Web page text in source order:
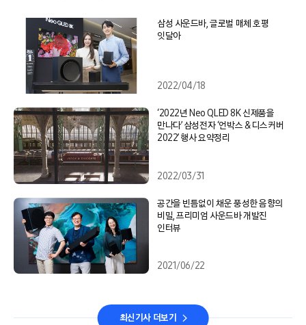
삼성 사운드바, 글로벌 매체 호평
잇달아
2022/04/18
‘2022년 Neo QLED 8K 신제품을
만나다’ 삼성전자 ‘언박스 & 디스커버
2022’ 행사 요약정리
2022/03/31
공간을 빈틈없이 채운 풍성한 음향의
비밀, 프리미엄 사운드바 개발진
인터뷰
2021/06/22
최신기사 더보기